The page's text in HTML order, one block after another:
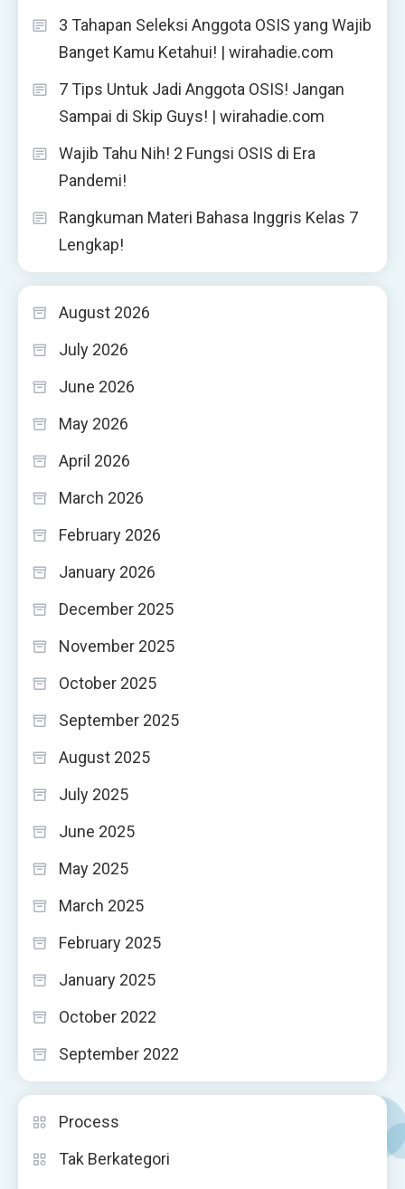
3 Tahapan Seleksi Anggota OSIS yang Wajib
Banget Kamu Ketahui! | wirahadie.com
7 Tips Untuk Jadi Anggota OSIS! Jangan
Sampai di Skip Guys! | wirahadie.com
Wajib Tahu Nih! 2 Fungsi OSIS di Era
Pandemi!
Rangkuman Materi Bahasa Inggris Kelas 7
Lengkap!
August 2026
July 2026
June 2026
May 2026
April 2026
March 2026
February 2026
January 2026
December 2025
November 2025
October 2025
September 2025
August 2025
July 2025
June 2025
May 2025
March 2025
February 2025
January 2025
October 2022
September 2022
Process
Tak Berkategori